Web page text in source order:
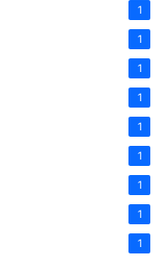
1
1
1
1
1
1
1
1
1